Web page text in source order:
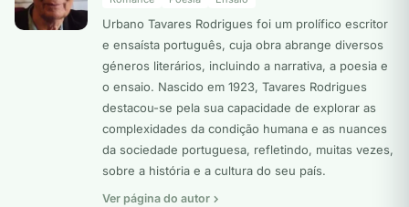
Urbano Tavares Rodrigues foi um prolífico escritor
e ensaísta português, cuja obra abrange diversos
géneros literários, incluindo a narrativa, a poesia e
o ensaio. Nascido em 1923, Tavares Rodrigues
destacou-se pela sua capacidade de explorar as
complexidades da condição humana e as nuances
da sociedade portuguesa, refletindo, muitas vezes,
sobre a história e a cultura do seu país.
Ver página do autor